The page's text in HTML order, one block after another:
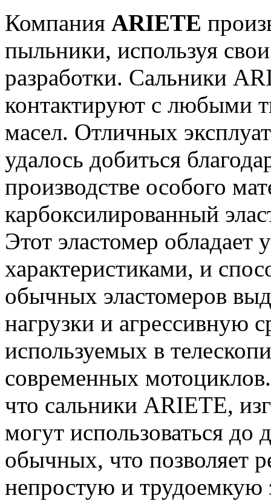
Компания ARIETE
пыльники, используя
разработки. Сальники
контактируют с любыми
масел. Отличных
удалось добиться
производстве особого
карбоксилированный
Этот эластомер обладает
характеристиками, и
обычных эластомеров
нагрузки и агрессивную
используемых в
современных
что сальники ARIETE,
могут использоваться до
обычных, что позволяет
непростую и трудоемкую